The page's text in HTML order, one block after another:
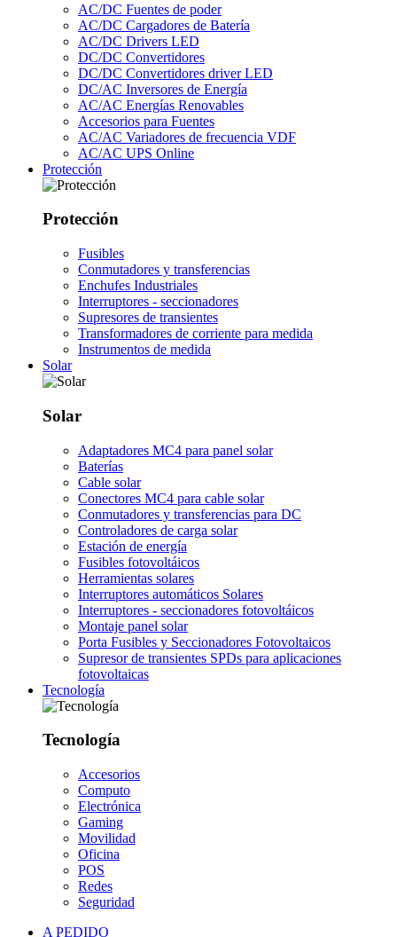
AC/DC Fuentes de poder
AC/DC Cargadores de Batería
AC/DC Drivers LED
DC/DC Convertidores
DC/DC Convertidores driver LED
DC/AC Inversores de Energía
AC/AC Energías Renovables
Accesorios para Fuentes
AC/AC Variadores de frecuencia VDF
AC/AC UPS Online
Protección
Protección
Fusibles
Conmutadores y transferencias
Enchufes Industriales
Interruptores - seccionadores
Supresores de transientes
Transformadores de corriente para medida
Instrumentos de medida
Solar
Solar
Adaptadores MC4 para panel solar
Baterías
Cable solar
Conectores MC4 para cable solar
Conmutadores y transferencias para DC
Controladores de carga solar
Estación de energía
Fusibles fotovoltáicos
Herramientas solares
Interruptores automáticos Solares
Interruptores - seccionadores fotovoltáicos
Montaje panel solar
Porta Fusibles y Seccionadores Fotovoltaicos
Supresor de transientes SPDs para aplicaciones
fotovoltaicas
Tecnología
Tecnología
Accesorios
Computo
Electrónica
Gaming
Movilidad
Oficina
POS
Redes
Seguridad
A PEDIDO